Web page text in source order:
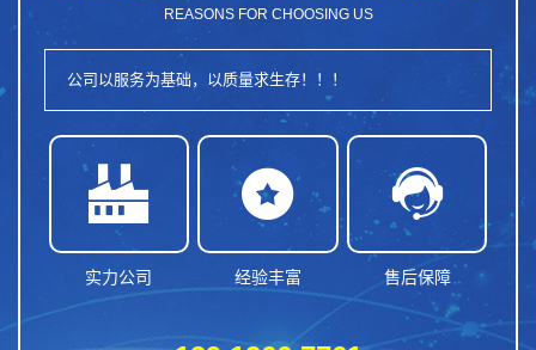
REASONS FOR CHOOSING US
公司以服务为基础，以质量求生存！！！

实力公司

经验丰富

售后保障